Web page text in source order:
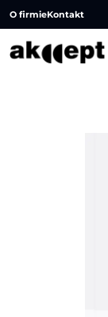
O firmieKontakt